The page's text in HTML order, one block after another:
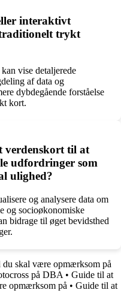
interaktivt
trykt
vise detaljerede
af data og
dybdegående forståelse
kort.
verdenskort til at
udfordringer som
ulighed?
og analysere data om
og socioøkonomiske
bidrage til øget bevidsthed
skal være opmærksom på
på DBA • Guide til at
opmærksom på • Guide til at